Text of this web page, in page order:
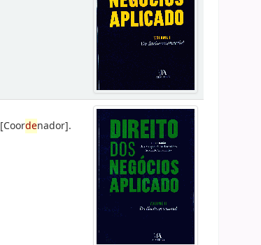
[Coordenador].